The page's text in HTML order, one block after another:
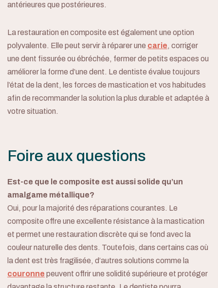
À propos
antérieures que postérieures.
La restauration en composite est également une option
polyvalente. Elle peut servir à réparer une carie, corriger
une dent fissurée ou ébréchée, fermer de petits espaces ou
améliorer la forme d’une dent. Le dentiste évalue toujours
l’état de la dent, les forces de mastication et vos habitudes
afin de recommander la solution la plus durable et adaptée à
votre situation.
Foire aux questions
Est-ce que le composite est aussi solide qu’un
amalgame métallique?
Oui, pour la majorité des réparations courantes. Le
composite offre une excellente résistance à la mastication
et permet une restauration discrète qui se fond avec la
couleur naturelle des dents. Toutefois, dans certains cas où
la dent est très fragilisée, d’autres solutions comme la
couronne peuvent offrir une solidité supérieure et protéger